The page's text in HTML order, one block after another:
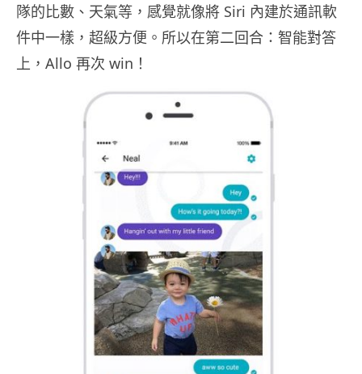
隊的比數、天氣等，感覺就像將 Siri 內建於通訊軟
件中一樣，超級方便。所以在第二回合：智能對答
上，Allo 再次 win！